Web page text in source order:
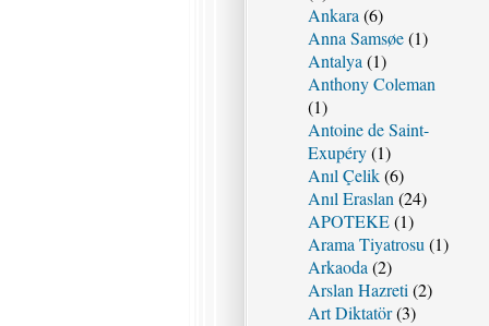
Ankara (6)
Anna Samsøe(1)
Antalya (1)
Anthony Coleman
(1)
Antoine de Saint-
Exupéry(1)
Anıl Çelik(6)
Anıl Eraslan (24)
APOTEKE(1)
Arama Tiyatrosu (1)
Arkaoda (2)
Arslan Hazreti (2)
Art Diktatör(3)